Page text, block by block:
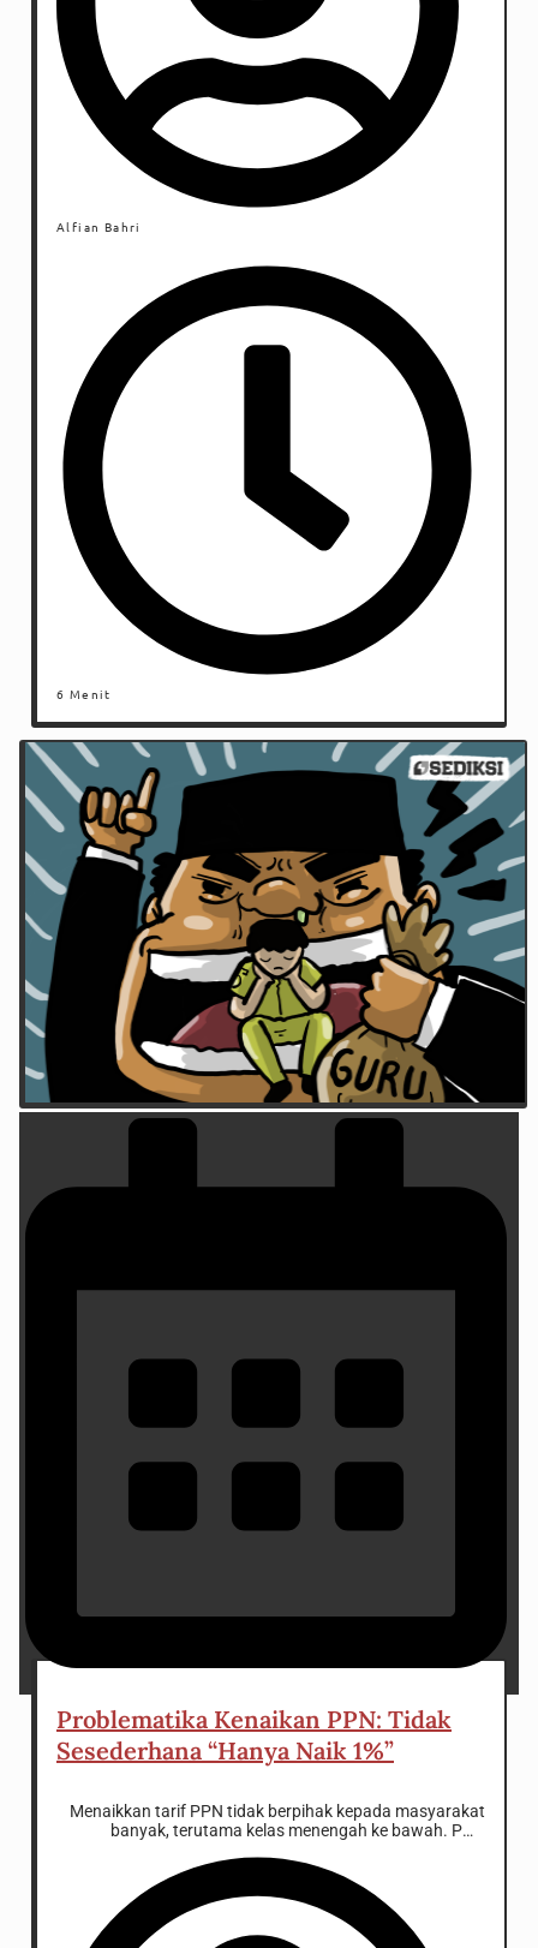
Alfian Bahri
6 Menit
Problematika Kenaikan PPN: Tidak
Sesederhana “Hanya Naik 1%”
Menaikkan tarif PPN tidak berpihak kepada masyarakat
banyak, terutama kelas menengah ke bawah. PPN
kepada semua masyarakat pada tarif yang sama.